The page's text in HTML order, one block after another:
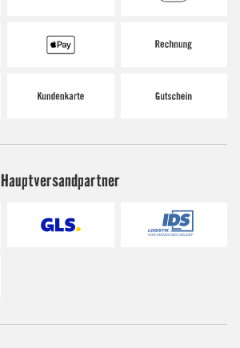
Hauptversandpartner